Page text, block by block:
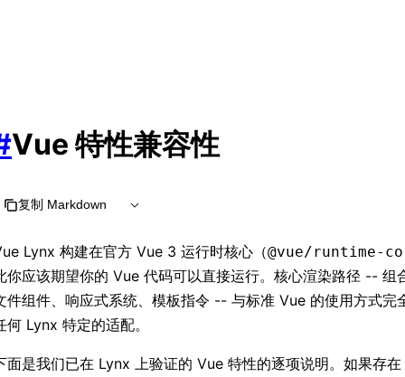
Vue 特性兼容性
复制 Markdown
Lynx 构建在官方 Vue 3 运行时核心（@vue/runtime-
你应该期望你的 Vue 代码可以直接运行。核心渲染路径 -- 组
件组件、响应式系统、模板指令 -- 与标准 Vue 的使用方式完
何 Lynx 特定的适配。
面是我们已在 Lynx 上验证的 Vue 特性的逐项说明。如果存